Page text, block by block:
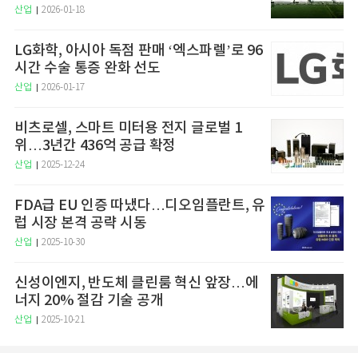
산업 2026-01-18
LG화학, 아시아 독점 판매 ‘엑스파렐’로 96
시간 수술 통증 완화 선도
산업 2026-01-17
비츠로셀, 스마트 미터용 전지 글로벌 1
위…3년간 436억 공급 확정
산업 2025-12-24
FDA급 EU 인증 따냈다…디오임플란트, 유
럽 시장 본격 공략 시동
산업 2025-10-30
신성이엔지, 반도체 클린룸 혁신 앞장…에
너지 20% 절감 기술 공개
산업 2025-10-21